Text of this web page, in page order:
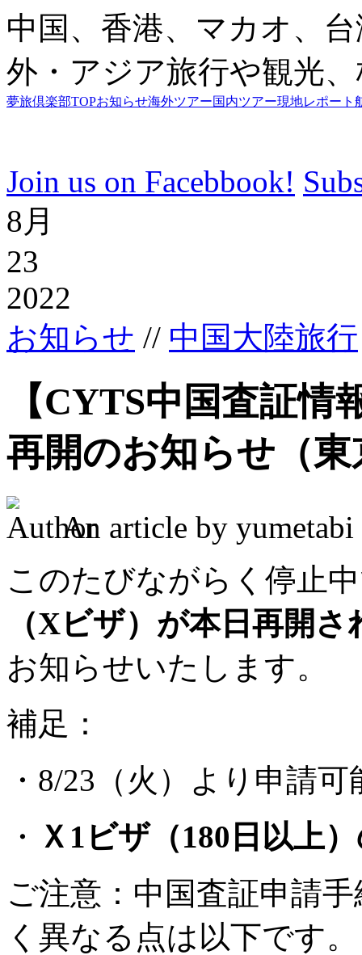
中国、香港、マカオ、
外・アジア旅行や観光
夢旅倶楽部TOPお知らせ海外ツアー国内ツアー現地レポート
Join us on Facebbook!
8月
23
2022
お知らせ // 中国大陸旅行
【CYTS中国査証
再開のお知らせ（東
An article by
このたびながらく停止
（Xビザ）が本日再開
お知らせいたします。
補足：
・8/23（火）より申請可
・ Ｘ1ビザ（180日以上
ご注意：中国査証申請
く異なる点は以下です。